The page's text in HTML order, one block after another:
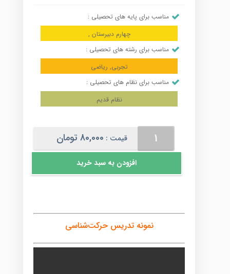
مناسب برای پایه های تحصیلی :
چهارم دبیرستان ,
مناسب برای رشته های تحصیلی :
تجربی, ریاضی
مناسب برای نظام های تحصیلی :
نظام قدیم
قیمت : 80,000 تومان
افزودن به سبد خرید
نمونه تدریس حرکت‌شناسی